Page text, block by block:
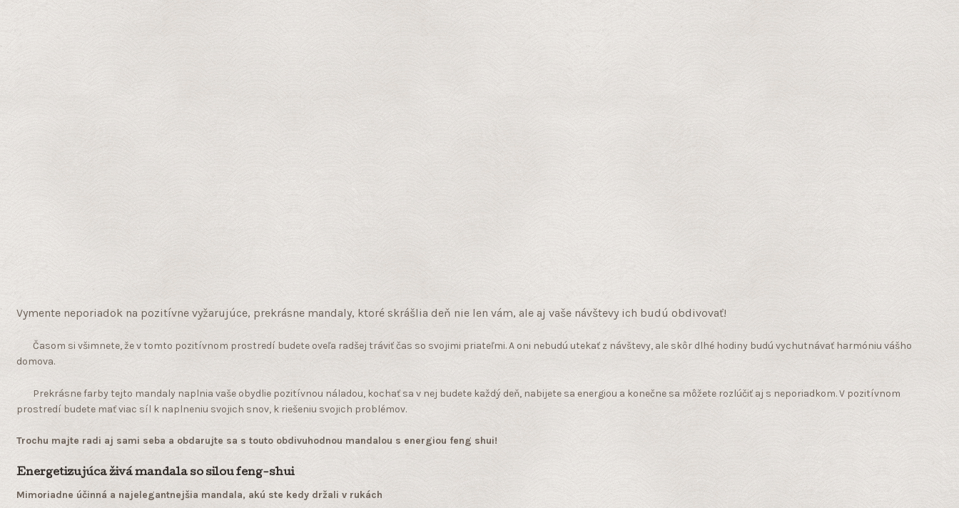
Vymente neporiadok na pozitívne vyžarujúce, prekrásne mandaly, ktoré skrášlia deň nie len vám, ale aj vaše návštevy ich budú obdivovať!
Časom si všimnete, že v tomto pozitívnom prostredí budete oveľa radšej tráviť čas so svojimi priateľmi. A oni nebudú utekať z návštevy, ale skôr dlhé hodiny budú vychutnávať harmóniu vášho
domova.
Prekrásne farby tejto mandaly naplnia vaše obydlie pozitívnou náladou, kochať sa v nej budete každý deň, nabijete sa energiou a konečne sa môžete rozlúčiť aj s neporiadkom. V pozitívnom
prostredí budete mať viac síl k naplneniu svojich snov, k riešeniu svojich problémov.
Trochu majte radi aj sami seba a obdarujte sa s touto obdivuhodnou mandalou s energiou feng shui!
Energetizujúca živá mandala so silou feng-shui
Mimoriadne účinná a najelegantnejšia mandala, akú ste kedy držali v rukách